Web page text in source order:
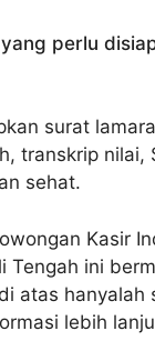
perlu
surat
transkrip nilai,
sehat.
Kasir
Tengah ini
atas hanyalah
lebih